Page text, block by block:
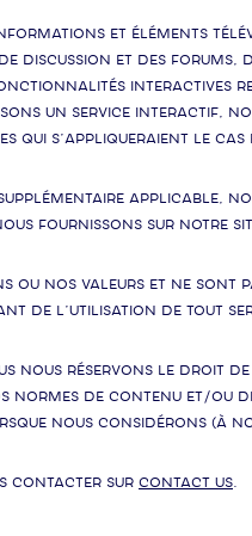
et éléments
discussion et des forums,
interactives
un service interactif,
s’appliqueraient le cas
applicable,
fournissons sur notre
ou nos valeurs et ne sont
de l’utilisation de tout
nous réservons le droit
normes de contenu et/ou
nous considérons (à
contacter sur contact us.